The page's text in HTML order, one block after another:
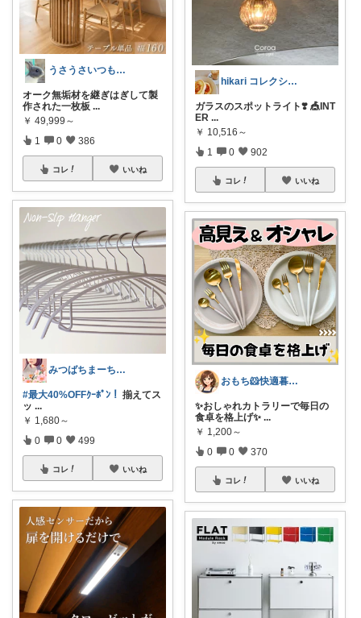
うさうさいつもご訪問ありがとうです🐰✨
オーク無垢材を継ぎはぎして製
作された一枚板 ...
￥ 49,999～
1 0 386
コレ いいね
みつばちまーちᵀᴴᴬᴺᴷ ᵞᴼᵁ ◡̈*
#最大40%OFFｸｰﾎﾟﾝ！ 揃えてス
ッ ...
￥ 1,680～
0 0 499
コレ いいね
hikari コレクション見てね✨
ガラスのスポットライト❣️ 🎪INT
ER ...
￥ 10,516～
1 0 902
コレ いいね
おもち🐹快適暮らし🌸オリ写🪴
✨おしゃれカトラリーで毎日の
食卓を格上げ✨ ...
￥ 1,200～
0 0 370
コレ いいね